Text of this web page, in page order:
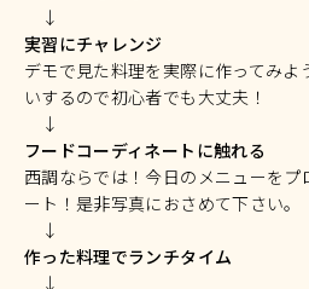
↓
実習にチャレンジ
デモで見た料理を実際に作ってみ
いするので初心者でも大丈夫！
↓
フードコーディネートに触れる
西調ならでは！今日のメニューをプ
ート！是非写真におさめて下さい。
↓
作った料理でランチタイム
↓